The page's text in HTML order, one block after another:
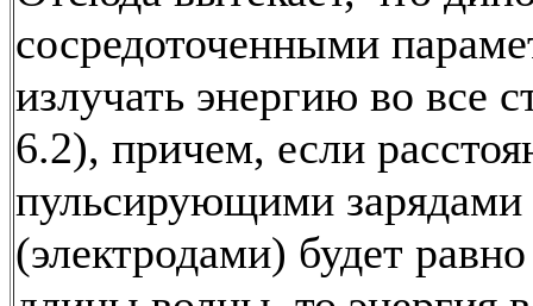
сосредоточенными
излучать энергию во все
6.2), причем, если
пульсирующими зарядами
(электродами) будет